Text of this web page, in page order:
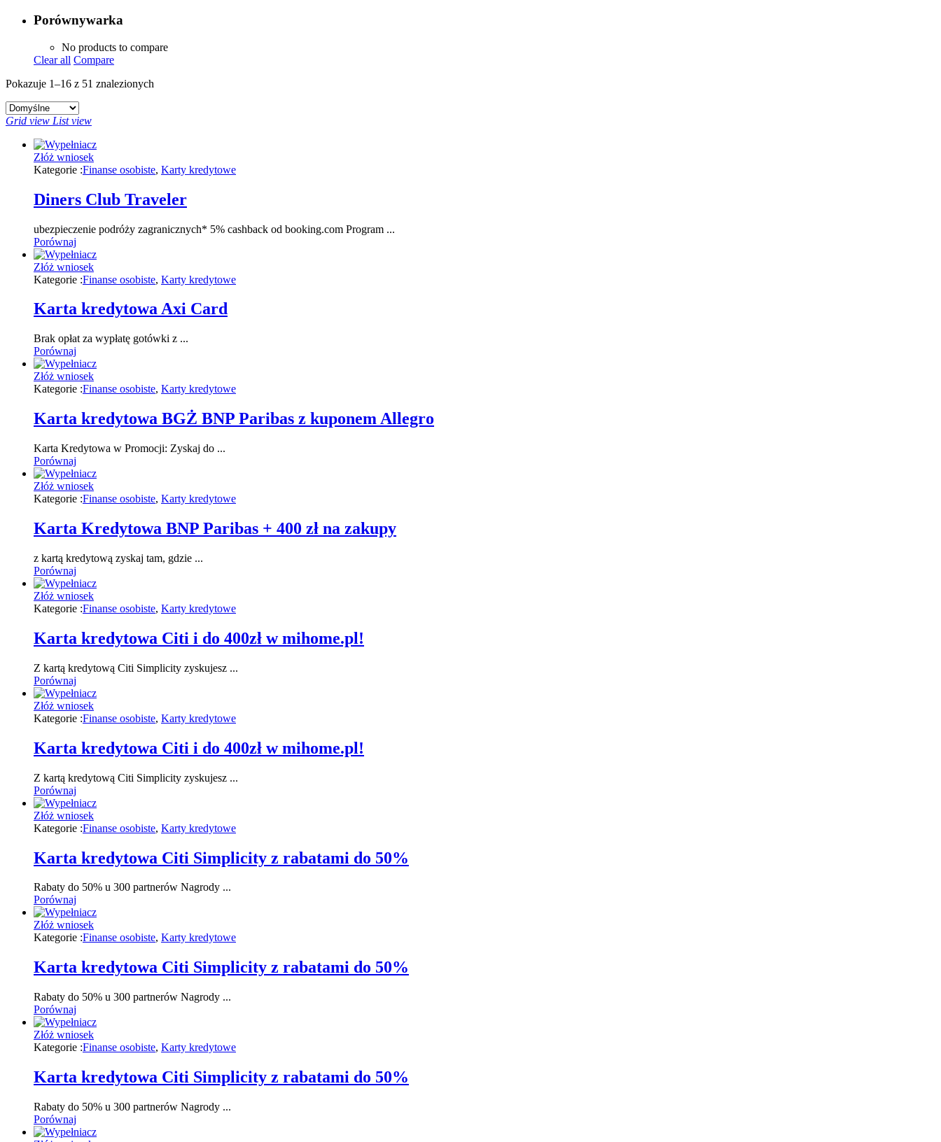
Porównywarka
No products to compare
Clear all Compare
Pokazuje 1–16 z 51 znalezionych
Grid view List view
Złóż wniosek
Kategorie :Finanse osobiste, Karty kredytowe
Diners Club Traveler
ubezpieczenie podróży zagranicznych* 5% cashback od booking.com Program ...
Porównaj
Złóż wniosek
Kategorie :Finanse osobiste, Karty kredytowe
Karta kredytowa Axi Card
Brak opłat za wypłatę gotówki z ...
Porównaj
Złóż wniosek
Kategorie :Finanse osobiste, Karty kredytowe
Karta kredytowa BGŻ BNP Paribas z kuponem Allegro
Karta Kredytowa w Promocji: Zyskaj do ...
Porównaj
Złóż wniosek
Kategorie :Finanse osobiste, Karty kredytowe
Karta Kredytowa BNP Paribas + 400 zł na zakupy
z kartą kredytową zyskaj tam, gdzie ...
Porównaj
Złóż wniosek
Kategorie :Finanse osobiste, Karty kredytowe
Karta kredytowa Citi i do 400zł w mihome.pl!
Z kartą kredytową Citi Simplicity zyskujesz ...
Porównaj
Złóż wniosek
Kategorie :Finanse osobiste, Karty kredytowe
Karta kredytowa Citi i do 400zł w mihome.pl!
Z kartą kredytową Citi Simplicity zyskujesz ...
Porównaj
Złóż wniosek
Kategorie :Finanse osobiste, Karty kredytowe
Karta kredytowa Citi Simplicity z rabatami do 50%
Rabaty do 50% u 300 partnerów Nagrody ...
Porównaj
Złóż wniosek
Kategorie :Finanse osobiste, Karty kredytowe
Karta kredytowa Citi Simplicity z rabatami do 50%
Rabaty do 50% u 300 partnerów Nagrody ...
Porównaj
Złóż wniosek
Kategorie :Finanse osobiste, Karty kredytowe
Karta kredytowa Citi Simplicity z rabatami do 50%
Rabaty do 50% u 300 partnerów Nagrody ...
Porównaj